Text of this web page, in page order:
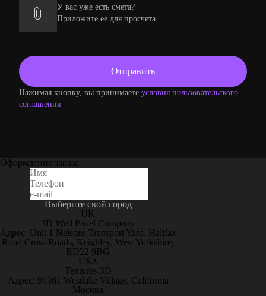
У вас уже есть смета?
Приложите ее для просчета
Нажимая кнопку, вы принимаете условия пользовательского
соглашения
Оформление заказа
Выберите свой город
UK
3D Wall Panel Company
Адрес: Unit 1 Nelsons Transport Yard, Halifax
Road Cross Roads, Keighley, West Yorkshire,
BD22 9BG
USA
Textures-3D
Адрес: 91361 Westlake Village, California
Москва